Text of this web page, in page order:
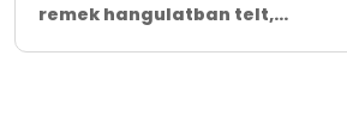
remek hangulatban telt,...